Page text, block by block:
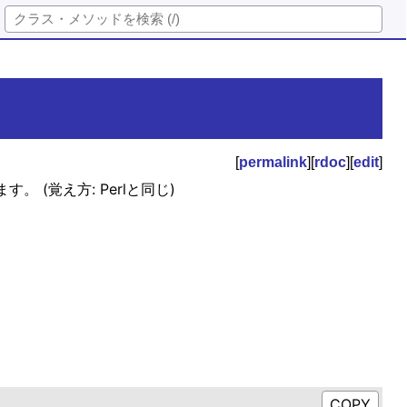
[permalink][rdoc][edit]
す。 (覚え方: Perlと同じ)